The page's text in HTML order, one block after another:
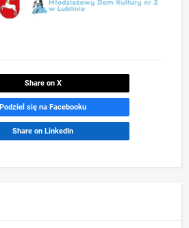
Share on X
Podziel się na Facebooku
Share on LinkedIn